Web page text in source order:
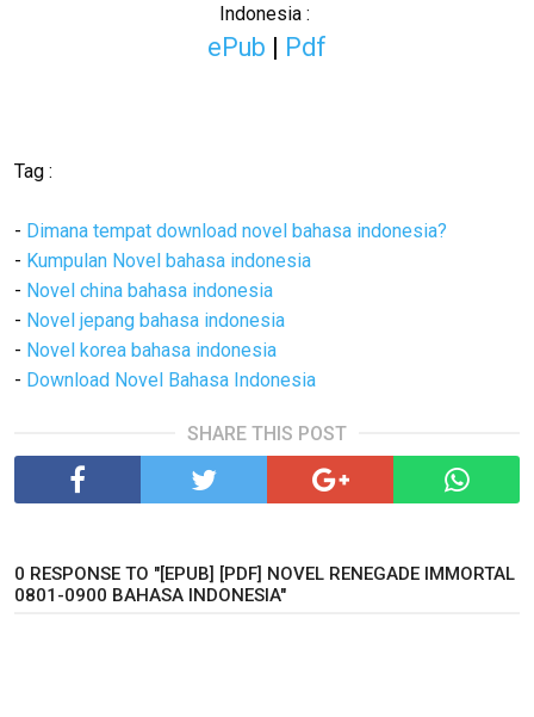
Indonesia :
ePub | Pdf
Tag :
- Dimana tempat download novel bahasa indonesia?
- Kumpulan Novel bahasa indonesia
- Novel china bahasa indonesia
- Novel jepang bahasa indonesia
- Novel korea bahasa indonesia
- Download Novel Bahasa Indonesia
SHARE THIS POST
0 RESPONSE TO "[EPUB] [PDF] NOVEL RENEGADE IMMORTAL
0801-0900 BAHASA INDONESIA"